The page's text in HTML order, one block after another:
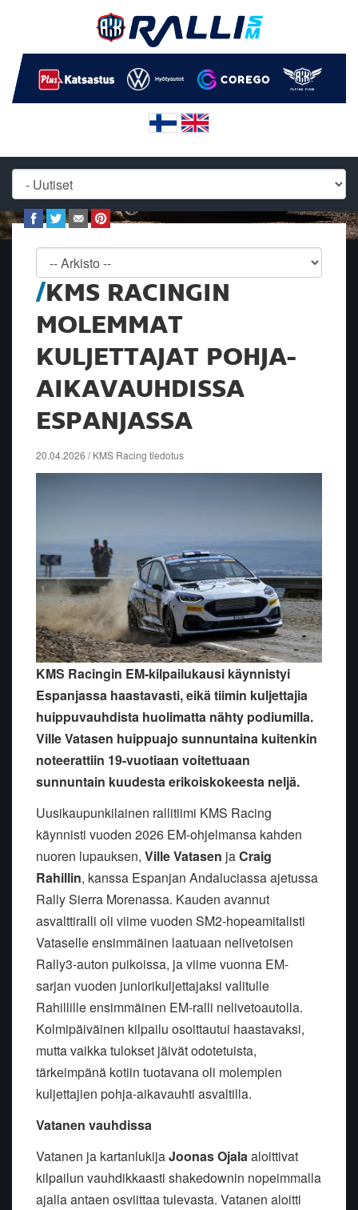
KMS RACINGIN
MOLEMMAT
KULJETTAJAT POHJA-
AIKAVAUHDISSA
ESPANJASSA
20.04.2026 / KMS Racing tiedotus
KMS Racingin EM-kilpailukausi käynnistyi
Espanjassa haastavasti, eikä tiimin kuljettajia
huippuvauhdista huolimatta nähty podiumilla.
Ville Vatasen huippuajo sunnuntaina kuitenkin
noteerattiin 19-vuotiaan voitettuaan
sunnuntain kuudesta erikoiskokeesta neljä.
Uusikaupunkilainen rallitiimi KMS Racing
käynnisti vuoden 2026 EM-ohjelmansa kahden
nuoren lupauksen, Ville Vatasen jaCraig
Rahillin, kanssa Espanjan Andaluciassa ajetussa
Rally Sierra Morenassa. Kauden avannut
asvalttiralli oli viime vuoden SM2-hopeamitalisti
Vataselle ensimmäinen laatuaan nelivetoisen
Rally3-auton puikoissa, ja viime vuonna EM-
sarjan vuoden juniorikuljettajaksi valitulle
Rahillille ensimmäinen EM-ralli nelivetoautolla.
Kolmipäiväinen kilpailu osoittautui haastavaksi,
mutta vaikka tulokset jäivät odotetuista,
tärkeimpänä kotiin tuotavana oli molempien
kuljettajien pohja-aikavauhti asvaltilla.
Vatanen vauhdissa
Vatanen ja kartanlukijaJoonas Ojalaaloittivat
kilpailun vauhdikkaasti shakedownin nopeimmalla
ajalla antaen osviittaa tulevasta. Vatanen aloitti